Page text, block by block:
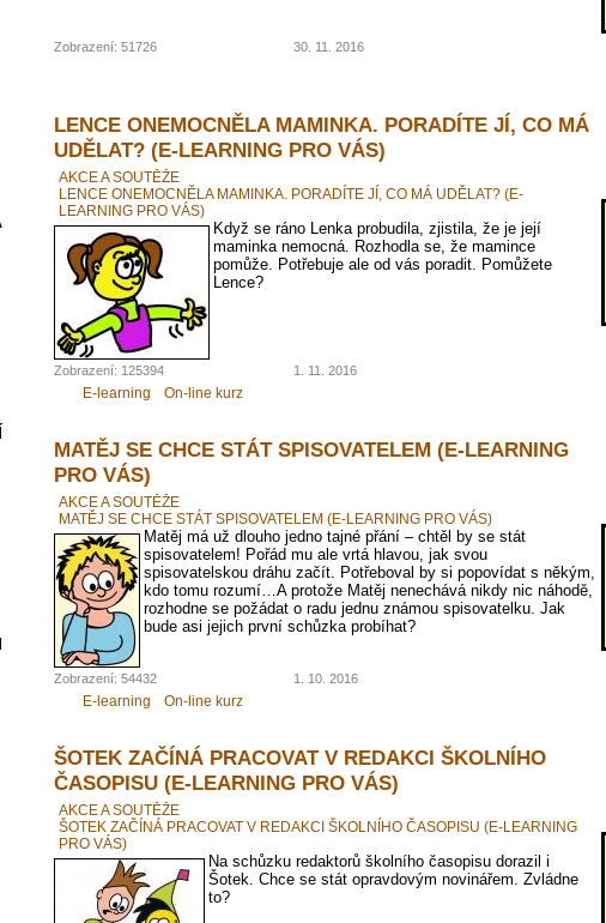
Zobrazení: 51726 30. 11. 2016
LENCE ONEMOCNĚLA MAMINKA. PORADÍTE JÍ, CO MÁ
UDĚLAT? (E-LEARNING PRO VÁS)
AKCE A SOUTĚŽE
LENCE ONEMOCNĚLA MAMINKA. PORADÍTE JÍ, CO MÁ UDĚLAT? (E-
LEARNING PRO VÁS)
Když se ráno Lenka probudila, zjistila, že je její
maminka nemocná. Rozhodla se, že mamince
pomůže. Potřebuje ale od vás poradit. Pomůžete
Lence?
Zobrazení: 125394 1. 11. 2016
E-learning On-line kurz
MATĚJ SE CHCE STÁT SPISOVATELEM (E-LEARNING
PRO VÁS)
AKCE A SOUTĚŽE
MATĚJ SE CHCE STÁT SPISOVATELEM (E-LEARNING PRO VÁS)
Matěj má už dlouho jedno tajné přání – chtěl by se stát
spisovatelem! Pořád mu ale vrtá hlavou, jak svou
spisovatelskou dráhu začít. Potřeboval by si popovídat s někým,
kdo tomu rozumí…A protože Matěj nenechává nikdy nic náhodě,
rozhodne se požádat o radu jednu známou spisovatelku. Jak
bude asi jejich první schůzka probíhat?
Zobrazení: 54432 1. 10. 2016
E-learning On-line kurz
ŠOTEK ZAČÍNÁ PRACOVAT V REDAKCI ŠKOLNÍHO
ČASOPISU (E-LEARNING PRO VÁS)
AKCE A SOUTĚŽE
ŠOTEK ZAČÍNÁ PRACOVAT V REDAKCI ŠKOLNÍHO ČASOPISU (E-LEARNING
PRO VÁS)
Na schůzku redaktorů školního časopisu dorazil i
Šotek. Chce se stát opravdovým novinářem. Zvládne
to?